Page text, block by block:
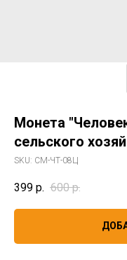
Монета
сельского
SKU: СМ-ЧТ-08Ц
399 р. 600 р.